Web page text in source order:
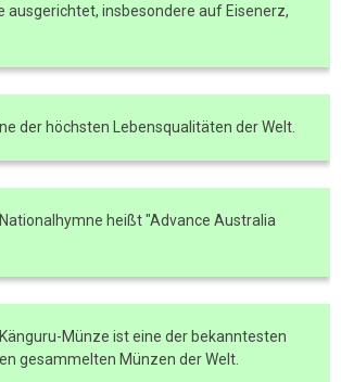
ausgerichtet, insbesondere auf Eisenerz,
der höchsten Lebensqualitäten der Welt.
heißt "Advance Australia
Münze ist eine der bekanntesten
gesammelten Münzen der Welt.